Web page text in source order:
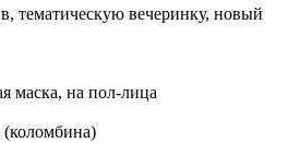
тематическую вечеринку, новый
маска, на пол-лица
(коломбина)